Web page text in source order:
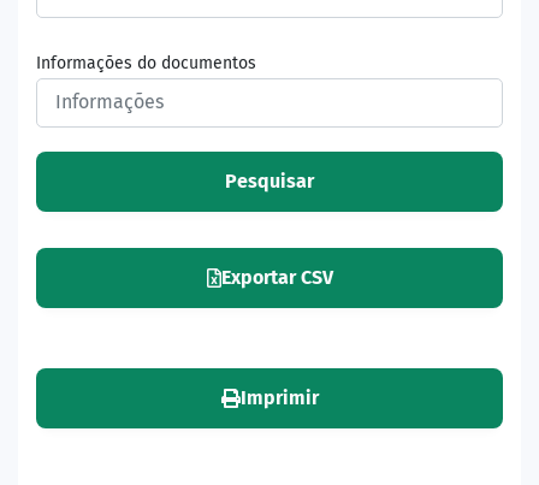
Informações do documentos
Pesquisar
Exportar CSV
Imprimir